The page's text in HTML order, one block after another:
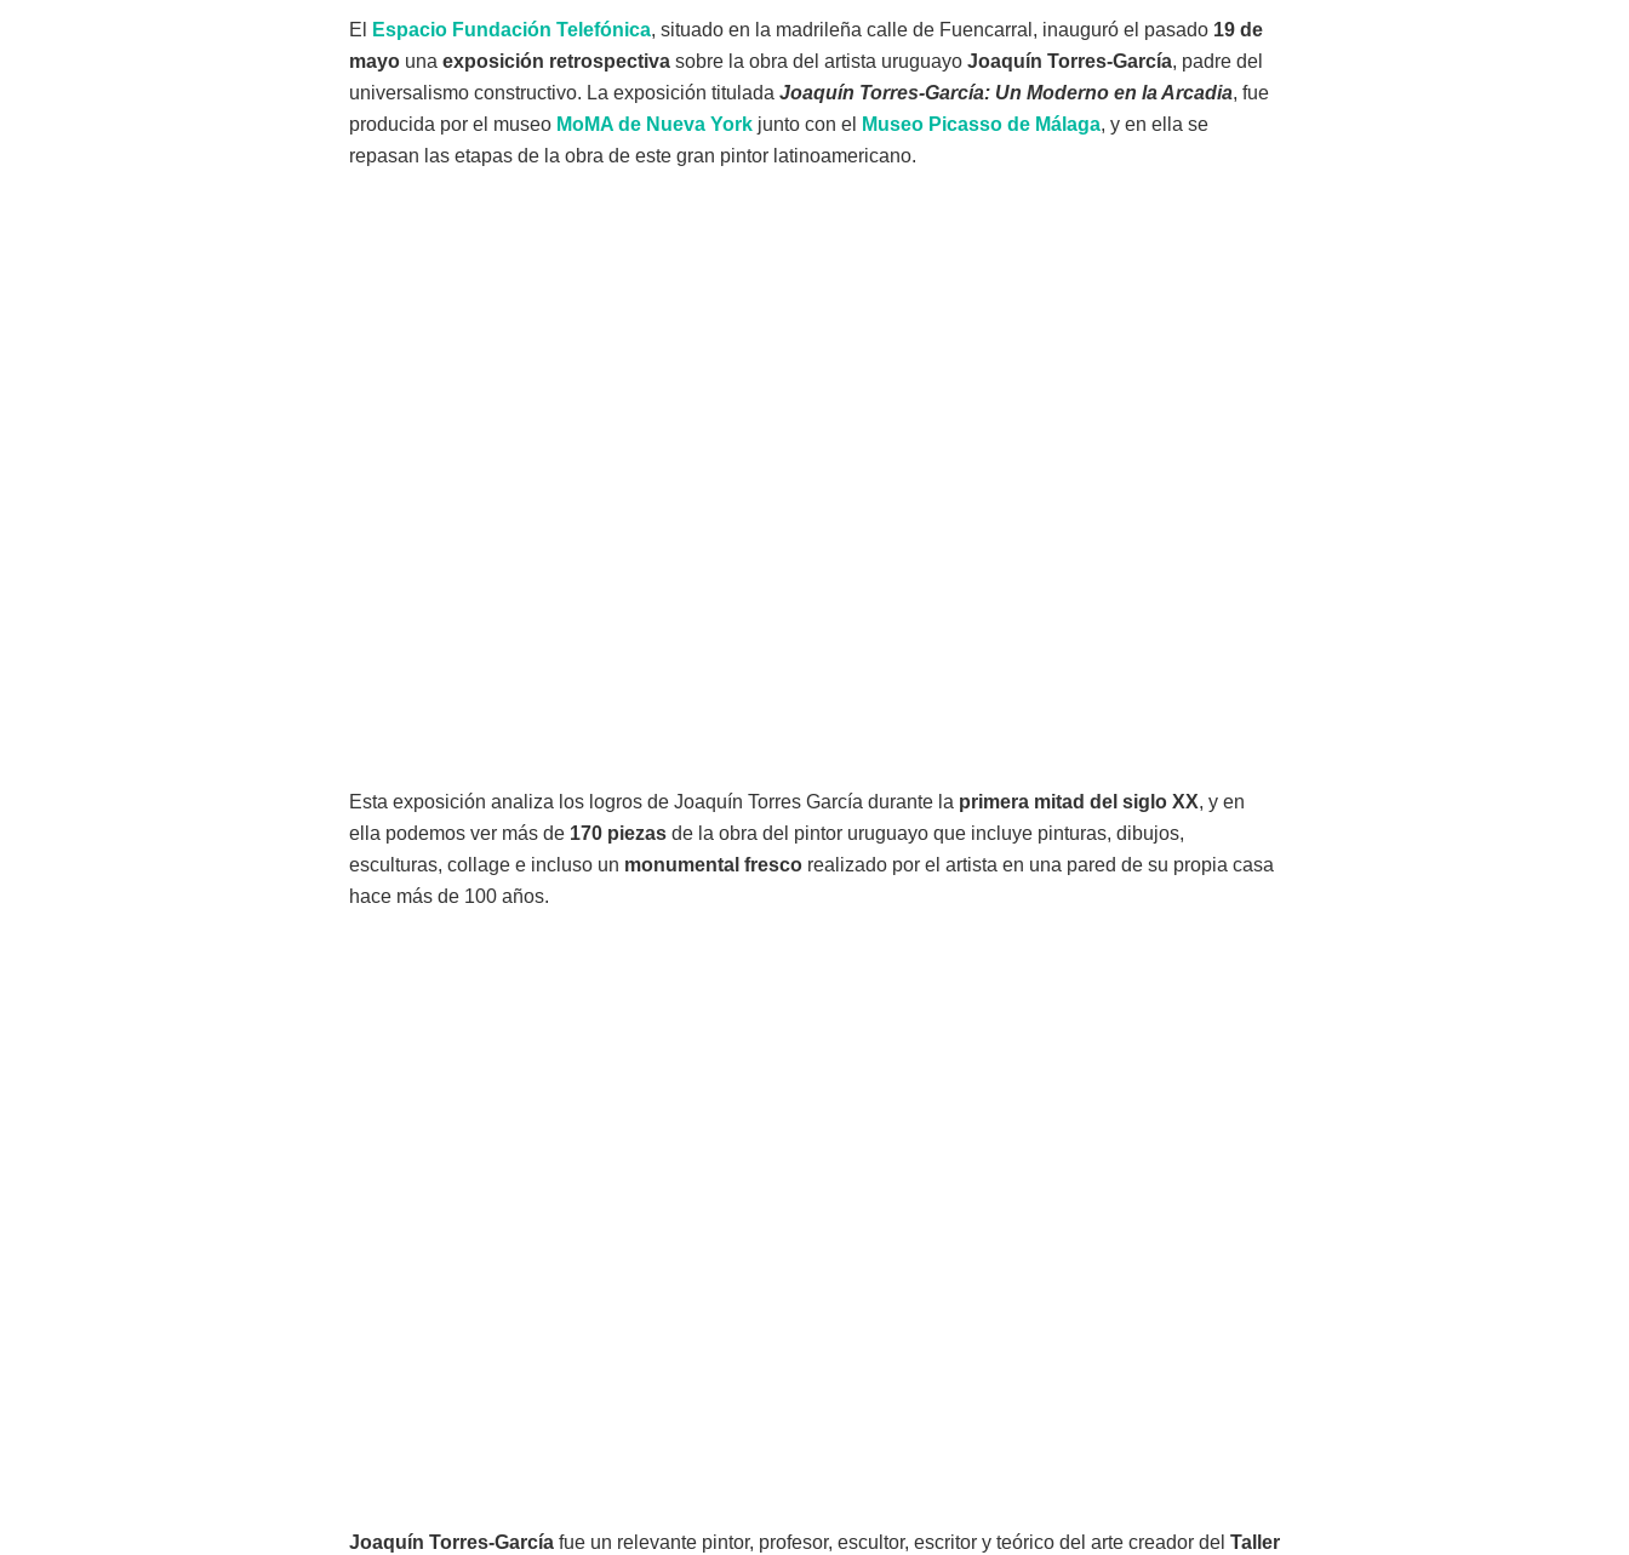
El Espacio Fundación Telefónica, situado en la madrileña calle de Fuencarral, inauguró el pasado 19 de
mayo una exposición retrospectiva sobre la obra del artista uruguayo Joaquín Torres-García, padre del
universalismo constructivo. La exposición titulada Joaquín Torres-García: Un Moderno en la Arcadia, fue
producida por el museo MoMA de Nueva York junto con el Museo Picasso de Málaga, y en ella se
repasan las etapas de la obra de este gran pintor latinoamericano.
Esta exposición analiza los logros de Joaquín Torres García durante la primera mitad del siglo XX, y en
ella podemos ver más de 170 piezas de la obra del pintor uruguayo que incluye pinturas, dibujos,
esculturas, collage e incluso un monumental fresco realizado por el artista en una pared de su propia casa
hace más de 100 años.
Joaquín Torres-García fue un relevante pintor, profesor, escultor, escritor y teórico del arte creador del Taller